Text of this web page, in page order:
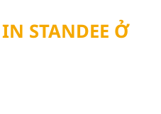
STANDEE Ở